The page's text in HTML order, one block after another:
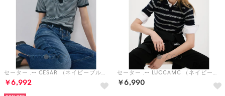
セーター .-- CESAR （ネイビーブルー）
￥6,992
セーター .-- LUCCAMC （ネイビーブルー）
￥6,990